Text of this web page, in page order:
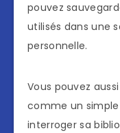
pouvez
utilisés dans une
personnelle.
Vous pouvez
comme un
interroger sa